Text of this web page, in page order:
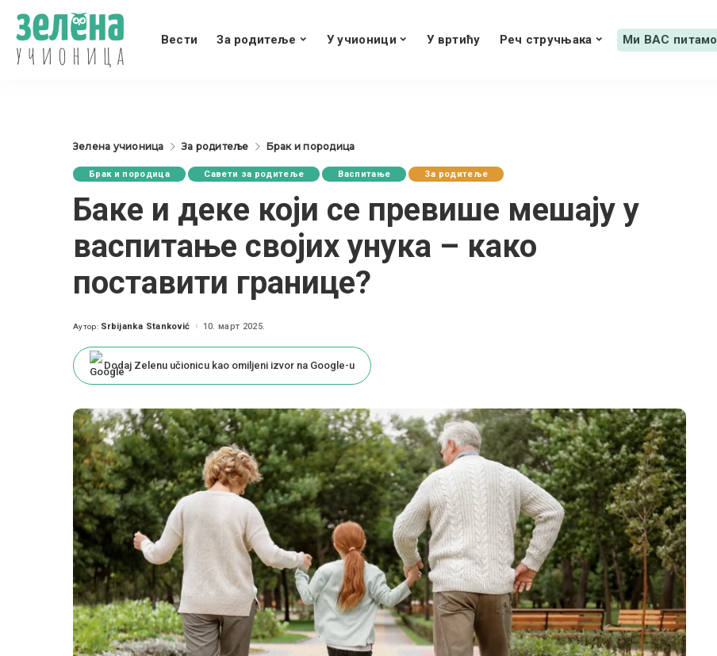
Вести За родитеље У учионици У вртићу Реч стручњака Ми ВАС питамо
Зелена учионица За родитеље Брак и породица
Брак и породица Савети за родитеље Васпитање За родитеље
Баке и деке који се превише мешају у
васпитање својих унука – како
поставити границе?
Posted
Аутор: Srbijanka Stanković 10. март 2025.
Dodaj Zelenu učionicu kao omiljeni izvor na Google-u